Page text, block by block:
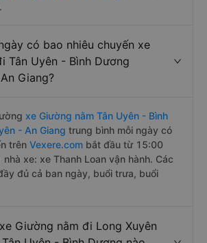
có bao nhiêu chuyến xe
Tân Uyên - Bình Dương
Giang?
xe Giường nằm Tân Uyên - Bình
- An Giang trung bình mỗi ngày có
trên Vexere.com bắt đầu từ 15:00
xe: xe Thanh Loan vận hành. Các
đủ cả ban ngày, buổi trưa, buổi
Giường nằm đi Long Xuyên